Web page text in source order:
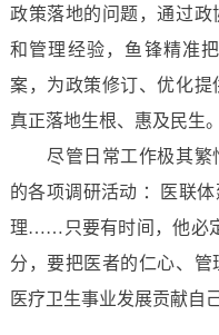
政策落地的问题，通过
和管理经验，鱼锋精准
案，为政策修订、优化
真正落地生根、惠及民生。
尽管日常工作极其繁
的各项调研活动 ：医联
理……只要有时间，他必
分，要把医者的仁心、
医疗卫生事业发展贡献自